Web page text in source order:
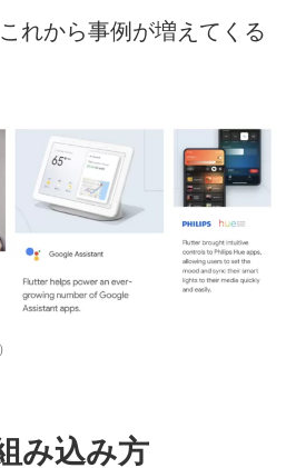
れから事例が増えてくる
み込み方